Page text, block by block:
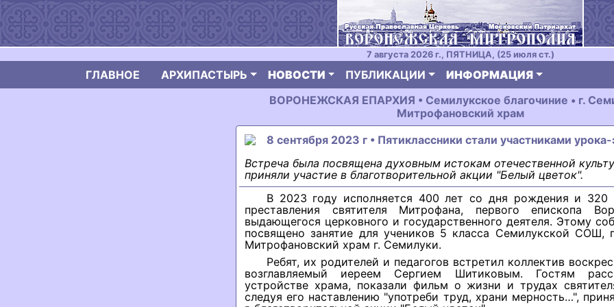
7 августа 2026 г., ПЯТНИЦА, (25 июля ст.)
ГЛАВНОЕ АРХИПАСТЫРЬ НОВОСТИ ПУБЛИКАЦИИ
ИНФОРМАЦИЯ
ВОРОНЕЖСКАЯ ЕПАРХИЯ • Семилукское благочиние • г.
Митрофановский храм
8 сентября 2023 г • Пятиклассники стали участниками
Встреча была посвящена духовным истокам отечественной
приняли участие в благотворительной акции "Белый цветок".
В 2023 году исполняется 400 лет со дня рождения и 320
преставления святителя Митрофана, первого епископа
выдающегося церковного и государственного деятеля. Этому
посвящено занятие для учеников 5 класса Семилукской СОШ,
Митрофановский храм г. Семилуки.
Ребят, их родителей и педагогов встретил коллектив
возглавляемый иереем Сергием Шитиковым. Гостям
устройстве храма, показали фильм о жизни и трудах
следуя его наставлению "употреби труд, храни мерность…",